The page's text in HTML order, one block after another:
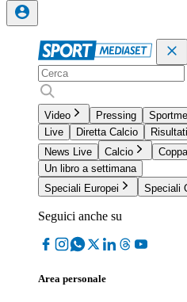
Video Pressing
Live
Diretta Calcio
News Live
Calcio
Un libro a settimana
Speciali Europei
Speciali
Seguici anche su
Area personale